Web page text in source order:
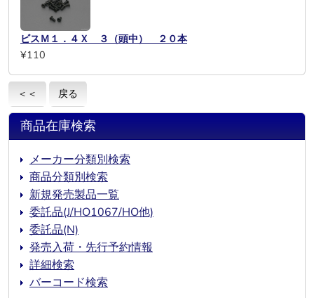
ビスＭ１．４Ｘ ３（頭中） ２０本
¥110
＜＜ 戻る
商品在庫検索
メーカー分類別検索
商品分類別検索
新規発売製品一覧
委託品(J/HO1067/HO他)
委託品(N)
発売入荷・先行予約情報
詳細検索
バーコード検索